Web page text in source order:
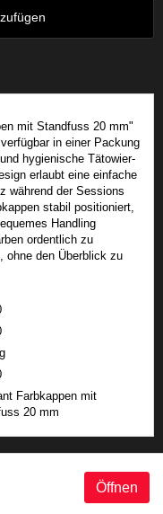
mit Standfuss 20 mm"
in einer Packung
hygienische Tätowier-
erlaubt eine einfache
während der Sessions
stabil positioniert,
Handling
ordentlich zu
ohne den Überblick zu
Farbkappen mit
20 mm
Öffnen